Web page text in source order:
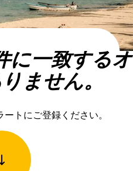
に一致するオ
ません。
トにご登録ください。